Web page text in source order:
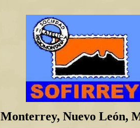
Monterrey, Nuevo León,